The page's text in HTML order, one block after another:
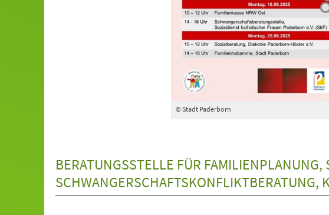
© Stadt Paderborn
BERATUNGSSTELLE FÜR FAMILIENPLANUNG,
SCHWANGERSCHAFTSKONFLIKTBERATUNG,